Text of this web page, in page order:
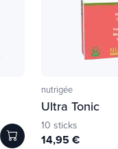
nutrigée
Ultra Tonic
10 sticks
14,95 €